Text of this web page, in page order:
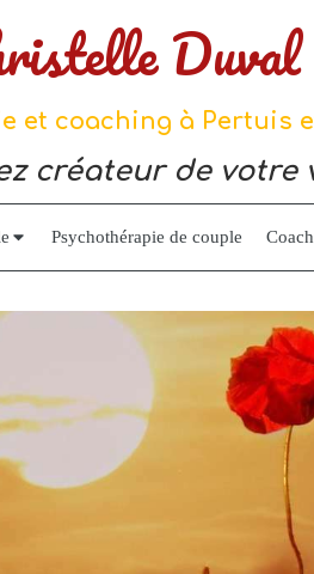
Duval
et coaching à Pertuis
créateur de votre
Psychothérapie de couple